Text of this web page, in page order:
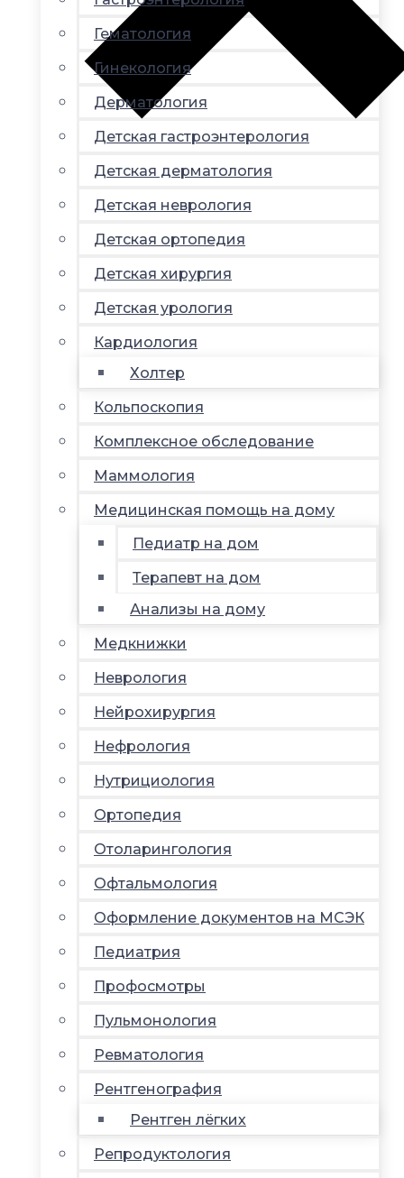
Гематология
Гинекология
Дерматология
Детская гастроэнтерология
Детская дерматология
Детская неврология
Детская ортопедия
Детская хирургия
Детская урология
Кардиология
Холтер
Кольпоскопия
Комплексное обследование
Маммология
Медицинская помощь на дому
Педиатр на дом
Терапевт на дом
Анализы на дому
Медкнижки
Неврология
Нейрохирургия
Нефрология
Нутрициология
Ортопедия
Отоларингология
Офтальмология
Оформление документов на МСЭК
Педиатрия
Профосмотры
Пульмонология
Ревматология
Рентгенография
Рентген лёгких
Репродуктология